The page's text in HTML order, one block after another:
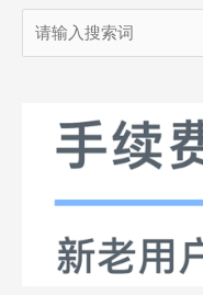
搜
索